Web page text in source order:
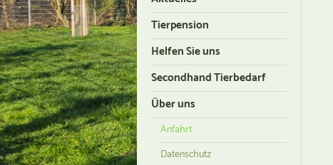
Tierpension
Helfen Sie uns
Secondhand Tierbedarf
Über uns
Anfahrt
Datenschutz